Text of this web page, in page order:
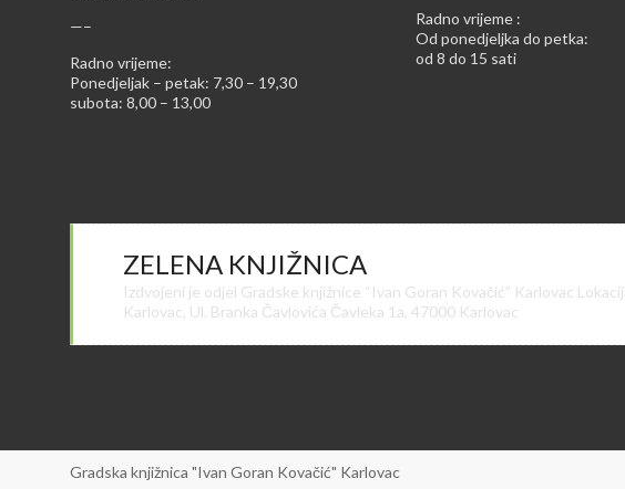
—–
Radno vrijeme:
Ponedjeljak – petak: 7,30 – 19,30
subota: 8,00 – 13,00
Radno vrijeme :
Od ponedjeljka do petka:
od 8 do 15 sati
ZELENA KNJIŽNICA
Izdvojeni je odjel Gradske knjižnice “Ivan Goran Kovačić” Karlovac
Karlovac, Ul. Branka Čavlovića Čavleka 1a, 47000 Karlovac
Gradska knjižnica "Ivan Goran Kovačić" Karlovac